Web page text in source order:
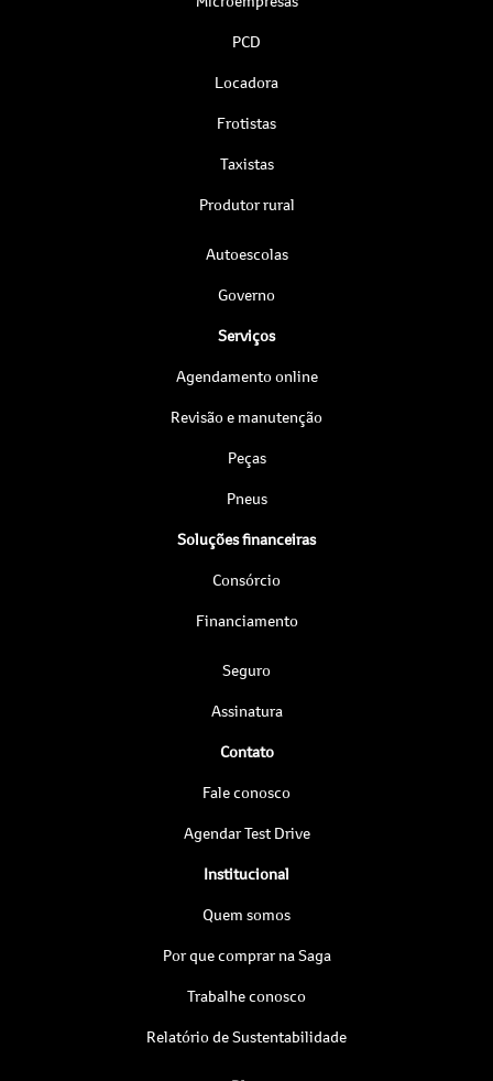
PCD
Locadora
Frotistas
Taxistas
Produtor rural
Autoescolas
Governo
Serviços
Agendamento online
Revisão e manutenção
Peças
Pneus
Soluções financeiras
Consórcio
Financiamento
Seguro
Assinatura
Contato
Fale conosco
Agendar Test Drive
Institucional
Quem somos
Por que comprar na Saga
Trabalhe conosco
Relatório de Sustentabilidade